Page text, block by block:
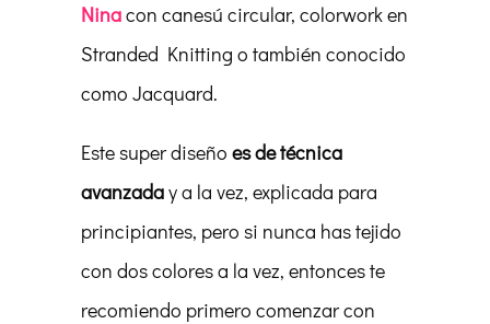
Ninacon canesú circular, colorwork en
Stranded Knitting o también conocido
como Jacquard.
Este super diseño es de técnica
avanzaday a la vez, explicada para
principiantes, pero si nunca has tejido
con dos colores a la vez, entonces te
recomiendo primero comenzar con